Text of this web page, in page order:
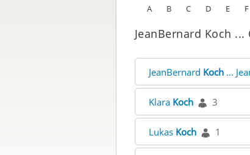
A B C D E F
JeanBernard Koch
JeanBernard Koch...
Klara Koch 3
Lukas Koch 1